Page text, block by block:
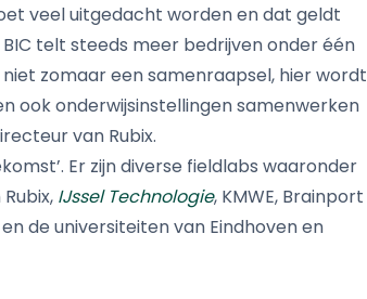
veel uitgedacht worden en dat geldt
telt steeds meer bedrijven onder één
zomaar een samenraapsel, hier wordt
ook onderwijsinstellingen samenwerken
van Rubix.
Er zijn diverse fieldlabs waaronder
IJssel Technologie, KMWE, Brainport
de universiteiten van Eindhoven en